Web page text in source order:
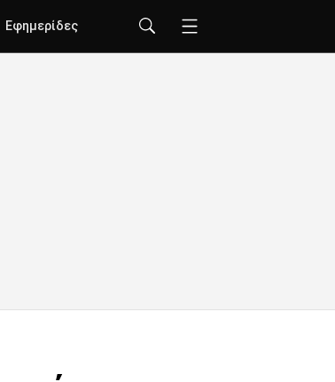
Εφημερίδες